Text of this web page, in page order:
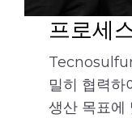
프로세
밀히 협력하
생산 목표에